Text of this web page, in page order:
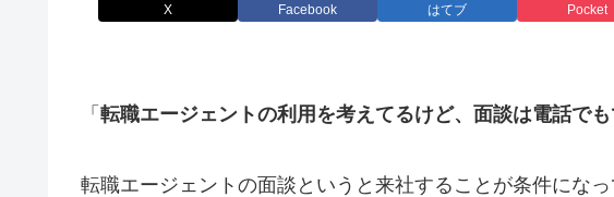
X Facebook はてブ Pocket
「 転職エージェントの利用を考えてるけど、面談は電話でも
転職エージェントの面談というと来社することが条件にな